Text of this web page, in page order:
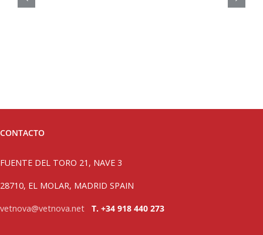
CONTACTO
FUENTE DEL TORO 21, NAVE 3
28710, EL MOLAR, MADRID SPAIN
vetnova@vetnova.net T. +34 918 440 273